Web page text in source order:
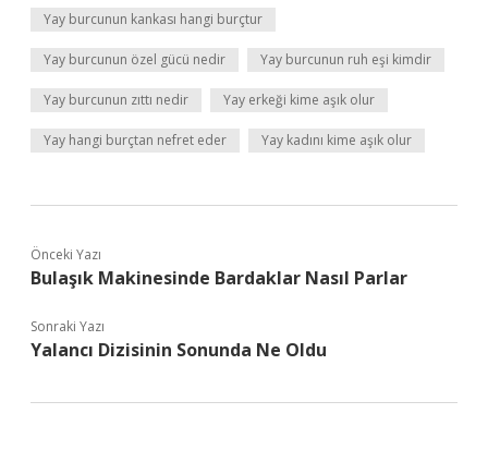
Yay burcunun kankası hangi burçtur
Yay burcunun özel gücü nedir Yay burcunun ruh eşi kimdir
Yay burcunun zıttı nedir Yay erkeği kime aşık olur
Yay hangi burçtan nefret eder Yay kadını kime aşık olur
Önceki Yazı
Bulaşık Makinesinde Bardaklar Nasıl Parlar
Sonraki Yazı
Yalancı Dizisinin Sonunda Ne Oldu